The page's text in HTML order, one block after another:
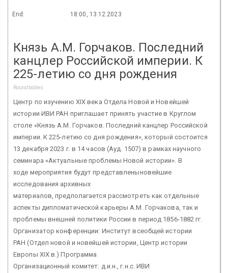
End: 18:00, 13.12.2023
Князь А.М. Горчаков. Последний
канцлер Российской империи. К
225-летию со дня рождения
Roundtables
Центр по изучению XIX века Отдела Новой и Новейшей
истории ИВИ РАН приглашает принять участие в Круглом
столе «Князь А.М. Горчаков. Последний канцлер Российской
империи. К 225-летию со дня рождения», который состоится
13 декабря 2023 г. в 14 часов (Ауд. 1507) в рамках научного
семинара «Актуальные проблемы Новой истории». В
ходе мероприятия будут представленыновейшие
исследования архивных
материалов, предполагается рассмотреть как отдельные
аспекты дипломатической карьеры А.М. Горчакова, так и
проблемы внешней политики России в период 1856-1882 гг.
Организатор конференции: Институт всеобщей истории
РАН (Отдел новой и новейшей истории, Центр истории
Европы XIX в.) Программа
Организационный комитет: д.и.н., г.н.с. ИВИ